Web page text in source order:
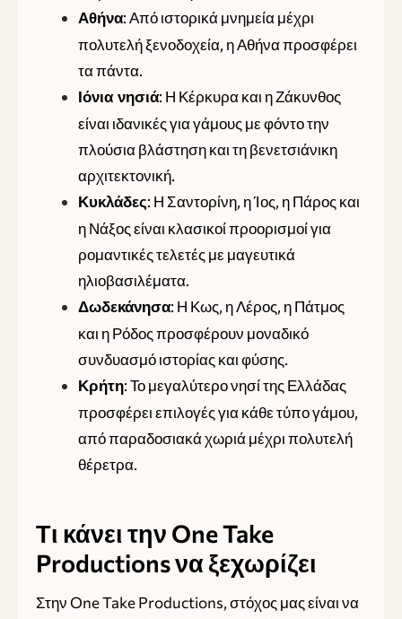
Αθήνα: Από ιστορικά μνημεία μέχρι
πολυτελή ξενοδοχεία, η Αθήνα προσφέρει
τα πάντα.
Ιόνια νησιά: Η Κέρκυρα και η Ζάκυνθος
είναι ιδανικές για γάμους με φόντο την
πλούσια βλάστηση και τη βενετσιάνικη
αρχιτεκτονική.
Κυκλάδες: Η Σαντορίνη, η Ίος, η Πάρος και
η Νάξος είναι κλασικοί προορισμοί για
ρομαντικές τελετές με μαγευτικά
ηλιοβασιλέματα.
Δωδεκάνησα: Η Κως, η Λέρος, η Πάτμος
και η Ρόδος προσφέρουν μοναδικό
συνδυασμό ιστορίας και φύσης.
Κρήτη: Το μεγαλύτερο νησί της Ελλάδας
προσφέρει επιλογές για κάθε τύπο γάμου,
από παραδοσιακά χωριά μέχρι πολυτελή
θέρετρα.
Τι κάνει την One Take
Productions να ξεχωρίζει
Στην One Take Productions, στόχος μας είναι να